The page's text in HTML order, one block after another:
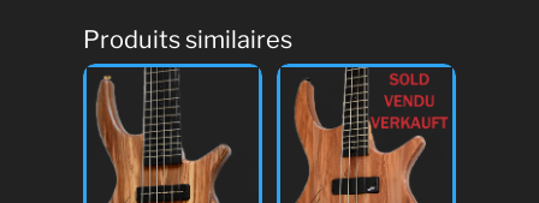
Produits similaires